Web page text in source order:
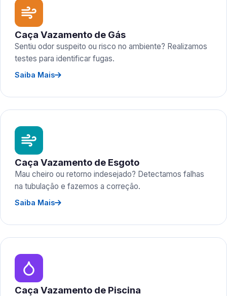
Caça Vazamento de Gás
Sentiu odor suspeito ou risco no ambiente? Realizamos
testes para identificar fugas.
Saiba Mais
Caça Vazamento de Esgoto
Mau cheiro ou retorno indesejado? Detectamos falhas
na tubulação e fazemos a correção.
Saiba Mais
Caça Vazamento de Piscina